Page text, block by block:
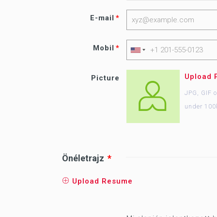
E-mail
Mobil
Picture Upload
JPG, GIF
under
Önéletrajz
Upload Resume